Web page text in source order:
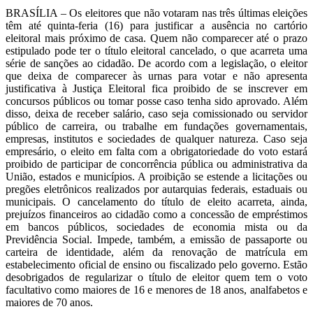
Telegram
BRASÍLIA – Os eleitores que não votaram nas três últimas eleições
têm até quinta-feria (16) para justificar a ausência no cartório
eleitoral mais próximo de casa. Quem não comparecer até o prazo
estipulado pode ter o título eleitoral cancelado, o que acarreta uma
série de sanções ao cidadão. De acordo com a legislação, o eleitor
que deixa de comparecer às urnas para votar e não apresenta
justificativa à Justiça Eleitoral fica proibido de se inscrever em
concursos públicos ou tomar posse caso tenha sido aprovado. Além
disso, deixa de receber salário, caso seja comissionado ou servidor
público de carreira, ou trabalhe em fundações governamentais,
empresas, institutos e sociedades de qualquer natureza. Caso seja
empresário, o eleito em falta com a obrigatoriedade do voto estará
proibido de participar de concorrência pública ou administrativa da
União, estados e municípios. A proibição se estende a licitações ou
pregões eletrônicos realizados por autarquias federais, estaduais ou
municipais. O cancelamento do título de eleito acarreta, ainda,
prejuízos financeiros ao cidadão como a concessão de empréstimos
em bancos públicos, sociedades de economia mista ou da
Previdência Social. Impede, também, a emissão de passaporte ou
carteira de identidade, além da renovação de matrícula em
estabelecimento oficial de ensino ou fiscalizado pelo governo. Estão
desobrigados de regularizar o título de eleitor quem tem o voto
facultativo como maiores de 16 e menores de 18 anos, analfabetos e
maiores de 70 anos.